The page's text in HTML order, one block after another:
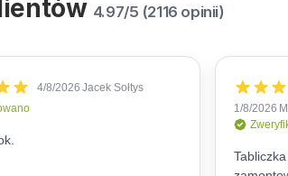
4.97/5 (2116 opinii)